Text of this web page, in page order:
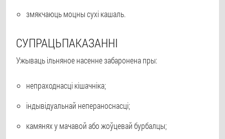
змякчаюць моцны сухі кашаль.
СУПРАЦЬПАКАЗАННІ
Ужываць ільняное насенне забаронена пры:
непраходнасці кішачніка;
індывідуальнай непераноснасці;
камянях у мачавой або жоўцевай бурбалцы;